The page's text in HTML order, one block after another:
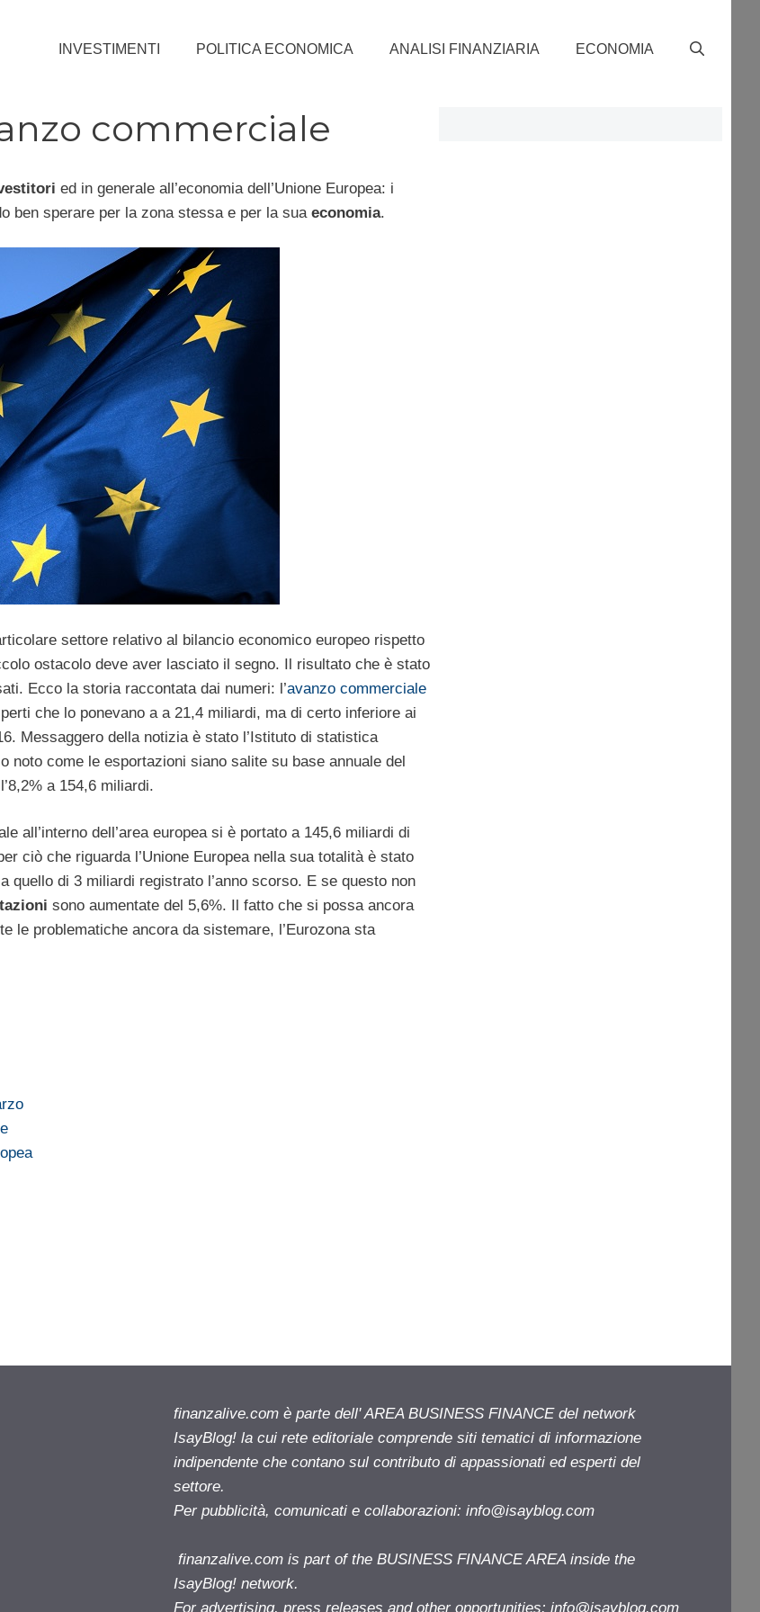
INVESTIMENTI POLITICA ECONOMICA ANALISI FINANZIARIA ECONOMIA
commerciale
ed in generale all’economia dell’Unione Europea: i
ben sperare per la zona stessa e per la sua economia.
settore relativo al bilancio economico europeo rispetto
ostacolo deve aver lasciato il segno. Il risultato che è stato
Ecco la storia raccontata dai numeri: l’avanzo commerciale
che lo ponevano a a 21,4 miliardi, ma di certo inferiore ai
Messaggero della notizia è stato l’Istituto di statistica
noto come le esportazioni siano salite su base annuale del
a 154,6 miliardi.
all’interno dell’area europea si è portato a 145,6 miliardi di
ciò che riguarda l’Unione Europea nella sua totalità è stato
di 3 miliardi registrato l’anno scorso. E se questo non
sono aumentate del 5,6%. Il fatto che si possa ancora
le problematiche ancora da sistemare, l’Eurozona sta
finanzalive.com è parte dell' AREA BUSINESS FINANCE del network
IsayBlog! la cui rete editoriale comprende siti tematici di informazione
indipendente che contano sul contributo di appassionati ed esperti del
settore.
Per pubblicità, comunicati e collaborazioni: info@isayblog.com
finanzalive.com is part of the BUSINESS FINANCE AREA inside the
IsayBlog! network.
For advertising, press releases and other opportunities: info@isayblog.com